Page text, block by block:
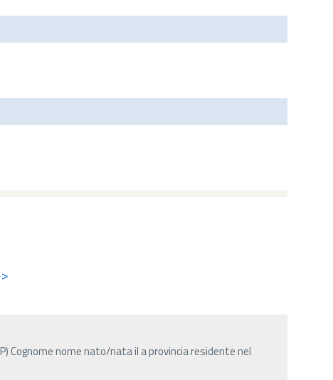
Cognome nome nato/nata il a provincia residente nel